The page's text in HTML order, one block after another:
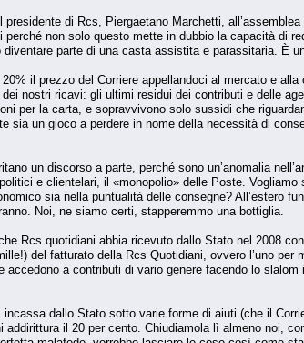
di Rcs, Piergaetano Marchetti,
non solo questo mette in dubbio la capacità di
parte di una casta assistita e parassitaria. È
il prezzo del Corriere appellandoci al mercato e
nostri ricavi: gli ultimi residui dei contributi e delle
per la carta, e sopravvivono solo sussidi che
sia un gioco a perdere in nome della necessità di
un discorso a parte, perché sono un’anomalia
e clientelari, il «monopolio» delle Poste.
sia nella puntualità delle consegne? All’estero
Noi, ne siamo certi, stapperemmo una bottiglia.
Rcs quotidiani abbia ricevuto dallo Stato nel 2008
del fatturato della Rcs Quotidiani, ovvero l’uno
a contributi di vario genere facendo lo
dallo Stato sotto varie forme di aiuti (che il
il 20 per cento. Chiudiamola lì almeno noi,